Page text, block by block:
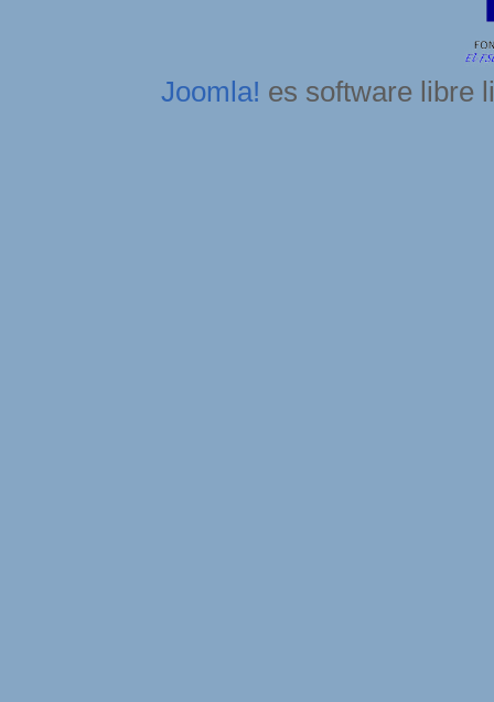
Joomla! es software libre